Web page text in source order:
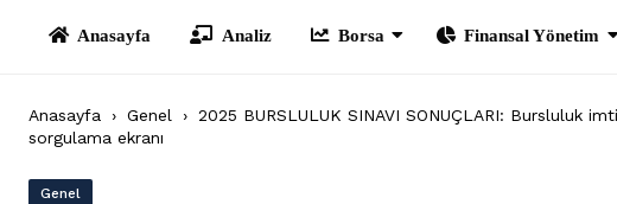
Anasayfa › Genel › 2025 BURSLULUK SINAVI SONUÇLARI: Bursluluk
sorgulama ekranı
Genel